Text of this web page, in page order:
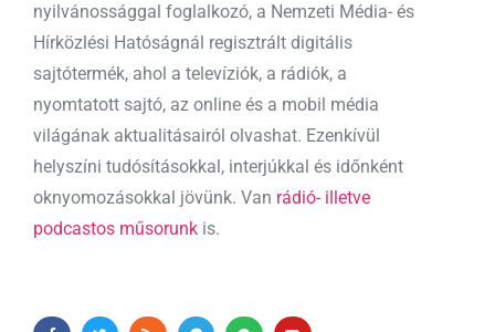
nyilvánossággal foglalkozó, a Nemzeti Média- és
Hírközlési Hatóságnál regisztrált digitális
sajtótermék, ahol a televíziók, a rádiók, a
nyomtatott sajtó, az online és a mobil média
világának aktualitásairól olvashat. Ezenkívül
helyszíni tudósításokkal, interjúkkal és időnként
oknyomozásokkal jövünk. Van rádió- illetve
podcastos műsorunk is.